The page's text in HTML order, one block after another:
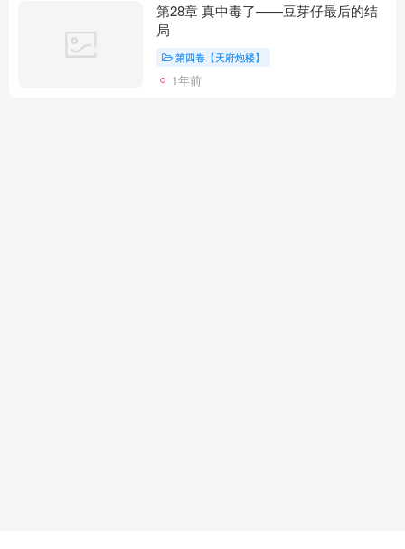
第28章 真中毒了——豆芽仔最后的结
局
第四卷【天府炮楼】
1年前